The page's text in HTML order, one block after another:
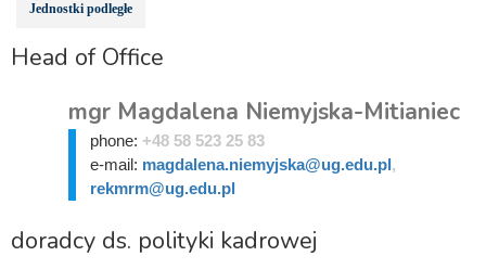
Jednostki podległe
Head of Office
mgr Magdalena Niemyjska-Mitianiec
phone: +48 58 523 25 83
e-mail: magdalena.niemyjska@ug.edu.pl,
rekmrm@ug.edu.pl
doradcy ds. polityki kadrowej